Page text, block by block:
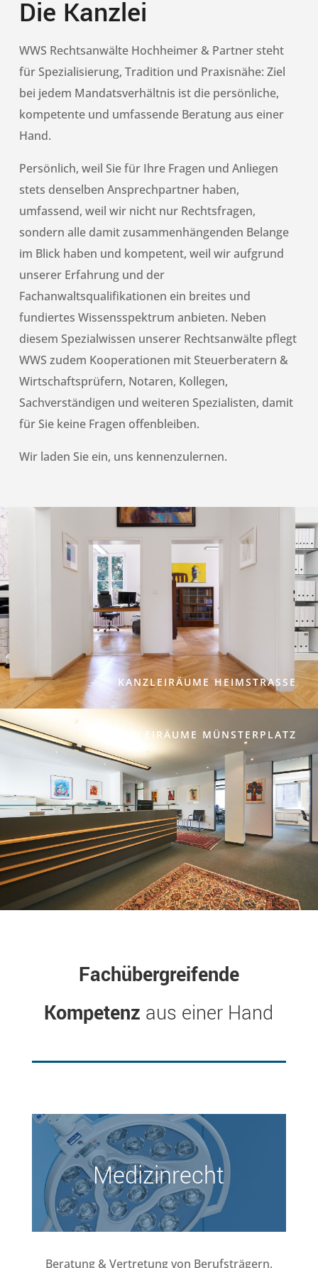
Die Kanzlei
WWS Rechtsanwälte Hochheimer & Partner steht
für Spezialisierung, Tradition und Praxisnähe: Ziel
bei jedem Mandatsverhältnis ist die persönliche,
kompetente und umfassende Beratung aus einer
Hand.
Persönlich, weil Sie für Ihre Fragen und Anliegen
stets denselben Ansprechpartner haben,
umfassend, weil wir nicht nur Rechtsfragen,
sondern alle damit zusammenhängenden Belange
im Blick haben und kompetent, weil wir aufgrund
unserer Erfahrung und der
Fachanwaltsqualifikationen ein breites und
fundiertes Wissensspektrum anbieten. Neben
diesem Spezialwissen unserer Rechtsanwälte pflegt
WWS zudem Kooperationen mit Steuerberatern &
Wirtschaftsprüfern, Notaren, Kollegen,
Sachverständigen und weiteren Spezialisten, damit
für Sie keine Fragen offenbleiben.
Wir laden Sie ein, uns kennenzulernen.
KANZLEIRÄUME HEIMSTRASSE
KANZLEIRÄUME MÜNSTERPLATZ
Fachübergreifende
Kompetenz aus einer Hand
Medizinrecht
Beratung & Vertretung von Berufsträgern,